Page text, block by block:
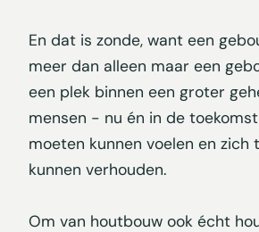
En dat is zonde, want een
meer dan alleen maar een
een plek binnen een groter
mensen - nu én in de
moeten kunnen voelen en zich
kunnen verhouden.
Om van houtbouw ook écht